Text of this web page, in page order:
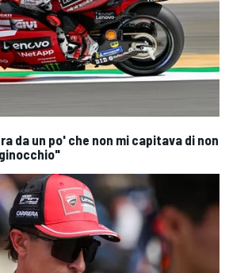
da un po' che non mi capitava di non